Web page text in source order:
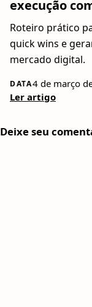
execução
Roteiro prático
quick wins e
mercado digital.
DATA4 de março
Ler artigo
Deixe seu